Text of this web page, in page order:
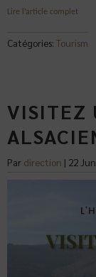
Lire l’article complet
Catégories: Tourism
VISITEZ
Par direction | 22